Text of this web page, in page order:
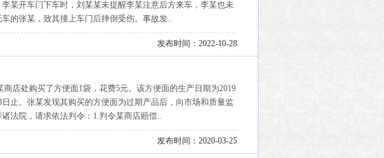
某开车门下车时，刘某某未提醒李某注意后方来车，李某也未
的张某，致其撞上车门后摔倒受伤。事故发..
发布时间：2022-10-28
商店处购买了方便面1袋，花费5元。该方便面的生产日期为2019
止。张某发现其购买的方便面为过期产品后，向市场和质量监
法院，请求依法判令：1.判令某商店赔偿..
发布时间：2020-03-25